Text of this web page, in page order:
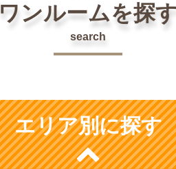
ワンルームを探
search
エリア別に探す